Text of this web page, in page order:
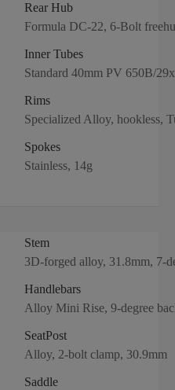
Rear Hub
Formula DC-22, 6-Bolt
Inner Tubes
Standard 40mm PV 650B/
Rims
Specialized Alloy, hookless,
Spokes
Stainless, 14g
Stem
3D-forged alloy, 31.8mm, 7-
Handlebars
Alloy Mini Rise, 9-degree
SeatPost
Alloy, 2-bolt clamp, 30.9mm
Saddle